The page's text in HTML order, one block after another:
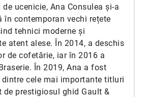
ucenicie, Ana Consulea și-a
în contemporan vechi rețete
tehnici moderne și
atent alese. În 2014, a deschis
de cofetărie, iar în 2016 a
În 2019, Ana a fost
cele mai importante titluri
de prestigiosul ghid Gault &